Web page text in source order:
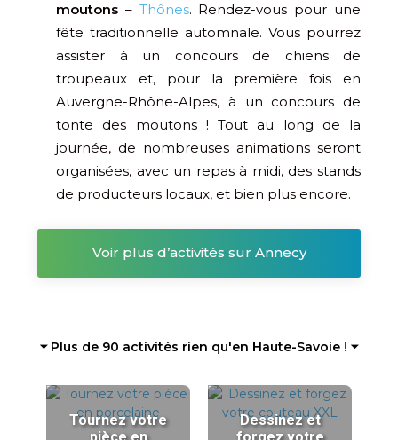
moutons – Thônes. Rendez-vous pour une
fête traditionnelle automnale. Vous pourrez
assister à un concours de chiens de
troupeaux et, pour la première fois en
Auvergne-Rhône-Alpes, à un concours de
tonte des moutons ! Tout au long de la
journée, de nombreuses animations seront
organisées, avec un repas à midi, des stands
de producteurs locaux, et bien plus encore.
Voir plus d’activités sur Annecy
⏷ Plus de 90 activités rien qu'en Haute-Savoie ! ⏷
Tournez votre
Dessinez et